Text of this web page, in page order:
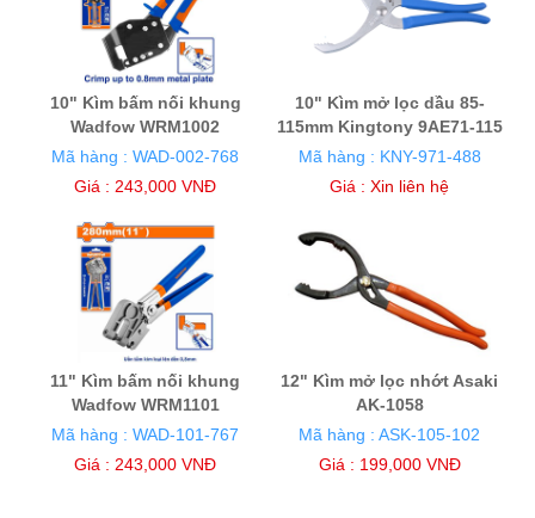
10" Kìm bấm nối khung
Wadfow WRM1002
Mã hàng : WAD-002-768
Giá : 243,000 VNĐ
10" Kìm mở lọc dầu 85-
115mm Kingtony 9AE71-115
Mã hàng : KNY-971-488
Giá :Xin liên hệ
11" Kìm bấm nối khung
Wadfow WRM1101
Mã hàng : WAD-101-767
Giá : 243,000 VNĐ
12" Kìm mở lọc nhớt Asaki
AK-1058
Mã hàng : ASK-105-102
Giá : 199,000 VNĐ